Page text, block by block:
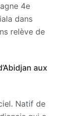
4e
dans
relève de
aux
Natif de